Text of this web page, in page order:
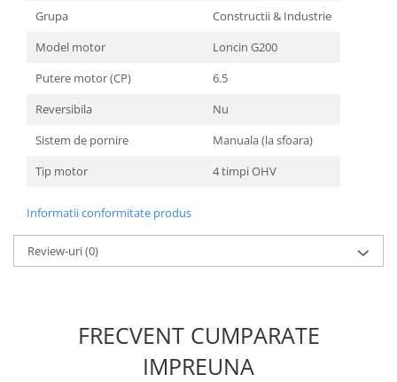
Ventilatoare & Sisteme Racire
Aparate de aer conditionat
Foarfeci tuns oi
Incubatoare oua
Grupa
Constructii & Industrie
Model motor
Loncin G200
Putere motor (CP)
6.5
Reversibila
Nu
Sistem de pornire
Manuala (la sfoara)
Tip motor
4 timpi OHV
Informatii conformitate produs
Review-uri(0)
FRECVENT CUMPARATE
IMPREUNA